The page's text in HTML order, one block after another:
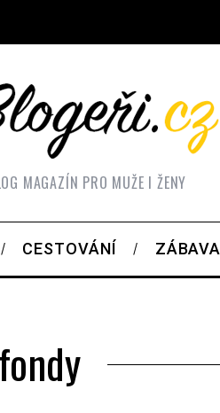
MAGAZÍN PRO MUŽE I ŽENY
CESTOVÁNÍ ZÁBAVA